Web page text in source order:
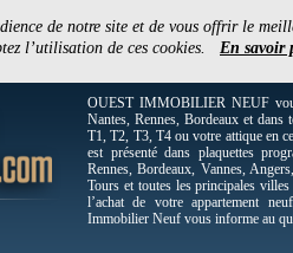
de notre site et de vous offrir le
l’utilisation de ces cookies. En savoir
OUEST IMMOBILIER NEUF
Nantes, Rennes, Bordeaux et
T1, T2, T3, T4 ou votre attique en
est présenté dans plaquettes
Rennes, Bordeaux, Vannes,
Tours et toutes les principales
l’achat de votre appartement
Immobilier Neuf vous informe au